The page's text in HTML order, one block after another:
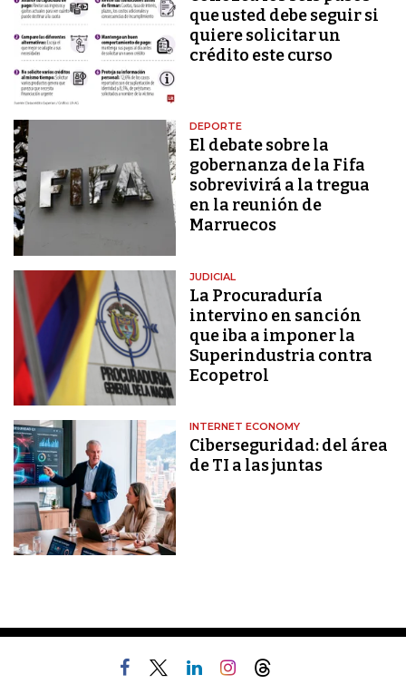
que usted debe seguir si
quiere solicitar un
crédito este curso
DEPORTE
El debate sobre la
gobernanza de la Fifa
sobrevivirá a la tregua
en la reunión de
Marruecos
JUDICIAL
La Procuraduría
intervino en sanción
que iba a imponer la
Superindustria contra
Ecopetrol
INTERNET ECONOMY
Ciberseguridad: del área
de TI a las juntas